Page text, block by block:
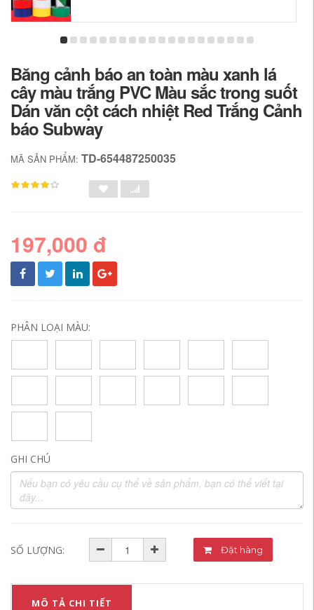
Băng cảnh báo an toàn màu xanh lá
cây màu trắng PVC Màu sắc trong suốt
Dán văn cột cách nhiệt Red Trắng Cảnh
báo Subway
MÃ SẢN PHẨM: TD-654487250035
197,000 đ
PHÂN LOẠI MÀU:
GHI CHÚ
SỐ LƯỢNG: Đặt hàng
MÔ TẢ CHI TIẾT